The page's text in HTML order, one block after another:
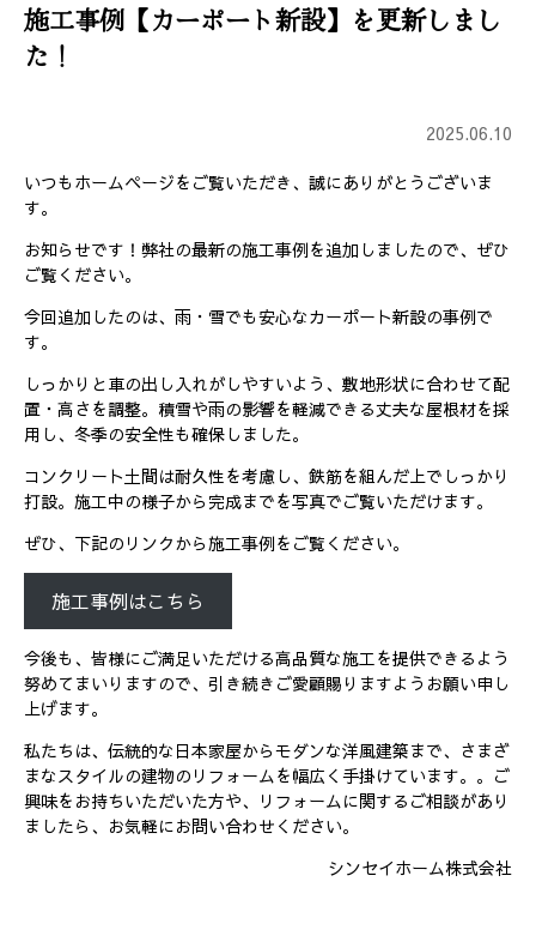
施工事例【カーポート新設】を更新しまし
た！
2025.06.10
いつもホームページをご覧いただき、誠にありがとうございま
す。
お知らせです！弊社の最新の施工事例を追加しましたので、ぜひ
ご覧ください。
今回追加したのは、雨・雪でも安心なカーポート新設の事例で
す。
しっかりと車の出し入れがしやすいよう、敷地形状に合わせて配
置・高さを調整。積雪や雨の影響を軽減できる丈夫な屋根材を採
用し、冬季の安全性も確保しました。
コンクリート土間は耐久性を考慮し、鉄筋を組んだ上でしっかり
打設。施工中の様子から完成までを写真でご覧いただけます。
ぜひ、下記のリンクから施工事例をご覧ください。
施工事例はこちら
今後も、皆様にご満足いただける高品質な施工を提供できるよう
努めてまいりますので、引き続きご愛顧賜りますようお願い申し
上げます。
私たちは、伝統的な日本家屋からモダンな洋風建築まで、さまざ
まなスタイルの建物のリフォームを幅広く手掛けています。。ご
興味をお持ちいただいた方や、リフォームに関するご相談があり
ましたら、お気軽にお問い合わせください。
シンセイホーム株式会社